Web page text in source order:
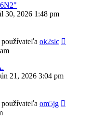
30, 2026 1:48 pm
používateľa ok2slc
21, 2026 3:04 pm
používateľa om5jg